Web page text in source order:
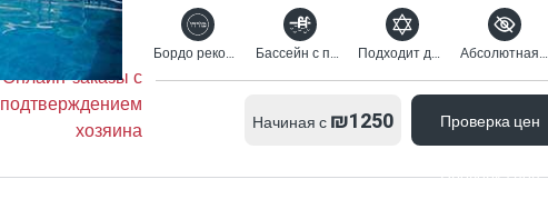
Бордо рекомендует Бассейн с подогревом Подходит для религиозных Абсолютная конфиденциальность
Онлайн-заказы с
подтверждением
хозяина
Начиная с₪1250 Проверка цен
Проверка цен